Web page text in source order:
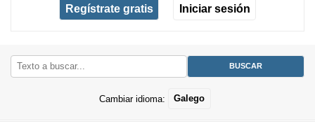
Regístrate gratis Iniciar sesión
Cambiar idioma: Galego